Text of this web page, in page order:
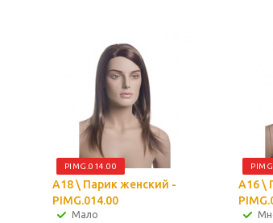
PIMG.014.00
A18 \ Парик женский -
PIMG.014.00
Мало
A16 \